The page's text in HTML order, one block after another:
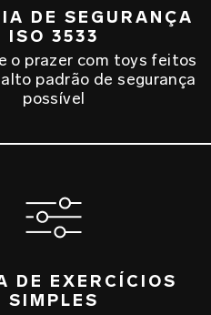
DE SEGURANÇA
ISO 3533
o prazer com toys feitos
padrão de segurança
possível
DE EXERCÍCIOS
SIMPLES